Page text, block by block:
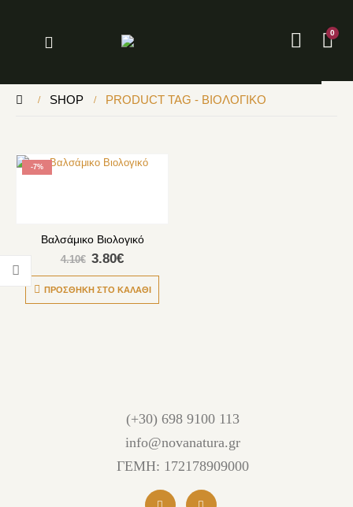
0
SHOP PRODUCT TAG - ΒΙΟΛΟΓΙΚΌ
-7%
Βαλσάμικο Βιολογικό
4.10€ 3.80€
ΠΡΟΣΘΉΚΗ ΣΤΟ ΚΑΛΆΘΙ
(+30) 698 9100 113
info@novanatura.gr
ΓΕΜΗ: 172178909000